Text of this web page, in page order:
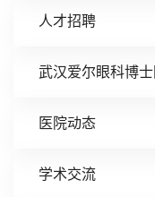
人才招聘
武汉爱尔眼科博士
医院动态
学术交流